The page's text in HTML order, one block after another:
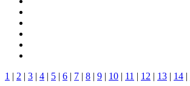
1 | 2 | 3 | 4 | 5 | 6 | 7 | 8 | 9 | 10 | 11 | 12 | 13 | 14 |